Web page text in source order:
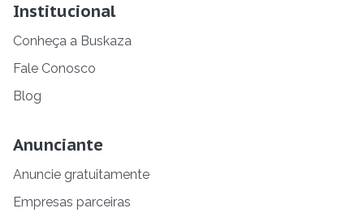
Institucional
Conheça a Buskaza
Fale Conosco
Blog
Anunciante
Anuncie gratuitamente
Empresas parceiras